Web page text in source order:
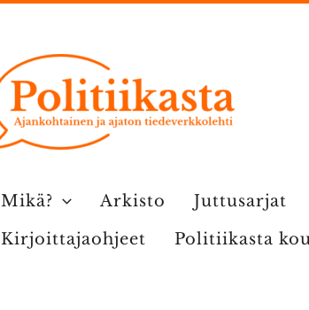
Mikä? Arkisto Juttusarjat
Kirjoittajaohjeet
Politiikasta